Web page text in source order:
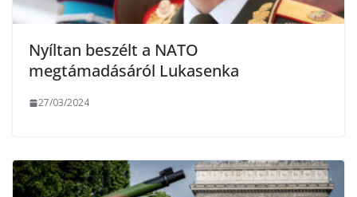
Nyíltan beszélt a NATO
megtámadásáról Lukasenka
27/03/2024